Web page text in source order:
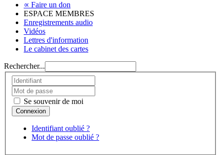
∝ Faire un don
ESPACE MEMBRES
Enregistrements audio
Vidéos
Lettres d'information
Le cabinet des cartes
Rechercher...
Se souvenir de moi
Identifiant oublié ?
Mot de passe oublié ?